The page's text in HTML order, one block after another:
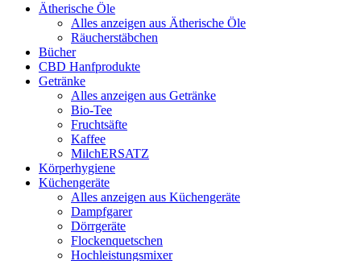
Ätherische Öle
Alles anzeigen aus Ätherische Öle
Räucherstäbchen
Bücher
CBD Hanfprodukte
Getränke
Alles anzeigen aus Getränke
Bio-Tee
Fruchtsäfte
Kaffee
MilchERSATZ
Körperhygiene
Küchengeräte
Alles anzeigen aus Küchengeräte
Dampfgarer
Dörrgeräte
Flockenquetschen
Hochleistungsmixer